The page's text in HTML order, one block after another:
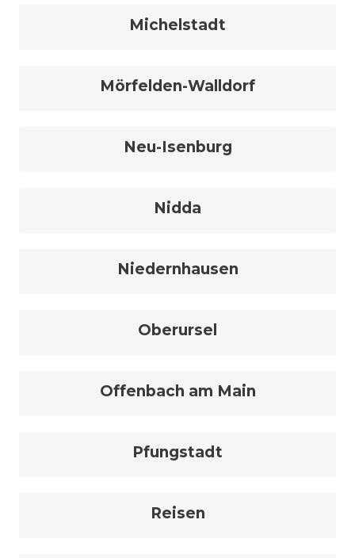
Michelstadt
Mörfelden-Walldorf
Neu-Isenburg
Nidda
Niedernhausen
Oberursel
Offenbach am Main
Pfungstadt
Reisen